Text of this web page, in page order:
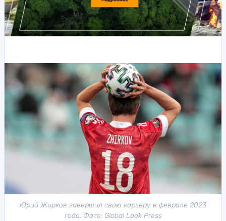
Юрий Жирков завершил свою карьеру в феврале 2023
года. Фото: Global Look Press